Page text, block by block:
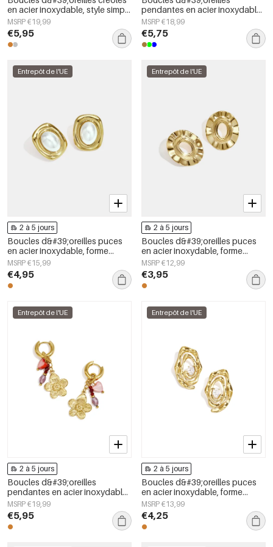
en acier inoxydable, style simple
et quotidien, collection de
bijoux pour femmes
MSRP €19,99
€5,95
pendantes en acier inoxydable,
motif floral, collection Daily
Simple, bijoux pour femmes
MSRP €18,99
€5,75
Entrepôt de l'UE
2 à 5 jours
Boucles d&#39;oreilles puces
en acier inoxydable, forme
géométrique, collection simple
pour le quotidien, bijoux pour
femmes
MSRP €15,99
€4,95
Entrepôt de l'UE
2 à 5 jours
Boucles d&#39;oreilles puces
en acier inoxydable, forme
irrégulière, collection Simple
Daily Simple, bijoux pour
femmes
MSRP €12,99
€3,95
Entrepôt de l'UE
2 à 5 jours
Boucles d&#39;oreilles
pendantes en acier inoxydable,
motif floral, collection Daily
Simple, bijoux pour femmes
MSRP €19,99
€5,95
Entrepôt de l'UE
2 à 5 jours
Boucles d&#39;oreilles puces
en acier inoxydable, forme
irrégulière, collection Simple
Daily Simple, bijoux pour
femmes
MSRP €13,99
€4,25